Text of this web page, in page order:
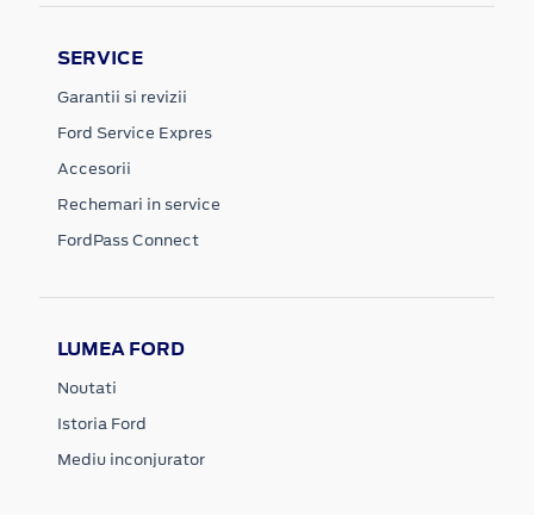
SERVICE
Garantii si revizii
Ford Service Expres
Accesorii
Rechemari in service
FordPass Connect
LUMEA FORD
Noutati
Istoria Ford
Mediu inconjurator